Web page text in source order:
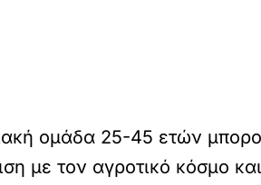
ομάδα 25-45 ετών
με τον αγροτικό κόσμο